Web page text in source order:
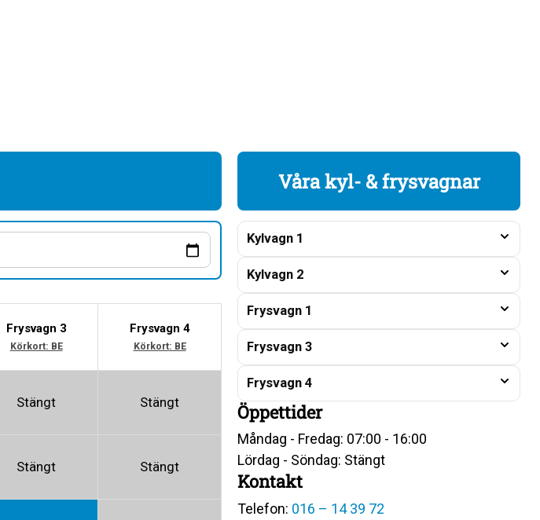
Frysvagn 3
Körkort: BE
Frysvagn 4
Körkort: BE
Stängt Stängt
Stängt Stängt
Våra kyl- & frysvagnar
Kylvagn 1
Kylvagn 2
Frysvagn 1
Frysvagn 3
Frysvagn 4
Öppettider
Måndag - Fredag: 07:00 - 16:00
Lördag - Söndag: Stängt
Kontakt
Telefon: 016 – 14 39 72